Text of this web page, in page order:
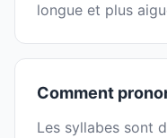
longue et plus
Comment
Les syllabes sont